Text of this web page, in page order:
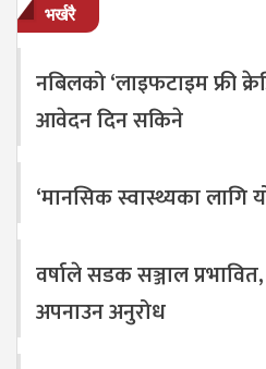
भर्खरै
नबिलको ‘लाइफटाइम फ्री
आवेदन दिन सकिने
‘मानसिक स्वास्थ्यका लागि
वर्षाले सडक सञ्जाल प्रभावित,
अपनाउन अनुरोध